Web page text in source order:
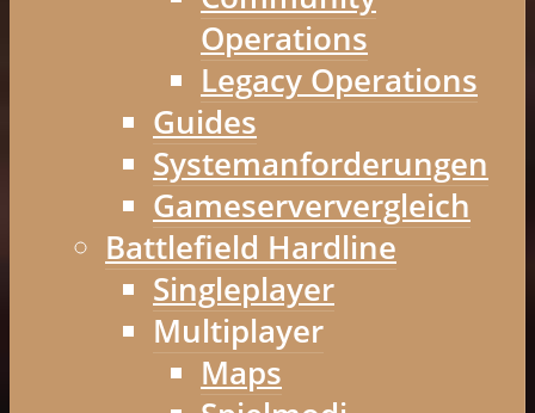
Operations
Legacy Operations
Guides
Systemanforderungen
Gameserververgleich
Battlefield Hardline
Singleplayer
Multiplayer
Maps